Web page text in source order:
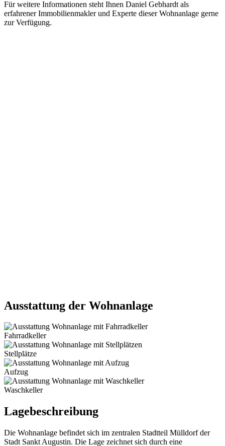
Für weitere Informationen steht Ihnen Daniel Gebhardt als
erfahrener Immobilienmakler und Experte dieser Wohnanlage gerne
zur Verfügung.
Ausstattung der Wohnanlage
Fahrradkeller
Stellplätze
Aufzug
Waschkeller
Lagebeschreibung
Die Wohnanlage befindet sich im zentralen Stadtteil Mülldorf der
Stadt Sankt Augustin. Die Lage zeichnet sich durch eine